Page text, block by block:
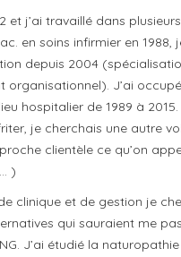
et j’ai travaillé dans
en soins infirmier en 1988,
depuis 2004
organisationnel). J’ai
hospitalier de 1989 à
je cherchais une autre
clientèle ce qu’on
)
clinique et de gestion je
qui sauraient me
J’ai étudié la